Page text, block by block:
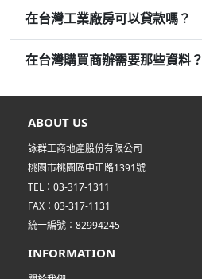
在台灣工業廠房可以貸款嗎？
在台灣購買商辦需要那些資料？
ABOUT US
詠群工商地產股份有限公司
桃園市桃園區中正路1391號
TEL：03-317-1311
FAX：03-317-1131
統一編號：82994245
INFORMATION